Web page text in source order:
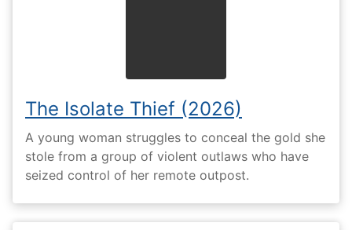
The Isolate Thief (2026)
A young woman struggles to conceal the gold she
stole from a group of violent outlaws who have
seized control of her remote outpost.